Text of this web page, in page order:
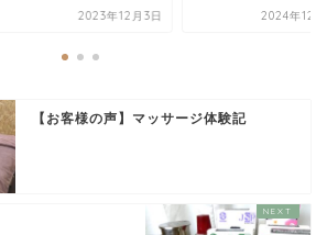
2023年12月3日 2024年12
【お客様の声】マッサージ体験記